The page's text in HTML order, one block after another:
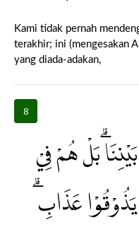
Kami tidak pernah
terakhir; ini (mengesakan
yang diada-adakan,
8
ۗبَلْ هُمْ فِيْ
عَذَابِ